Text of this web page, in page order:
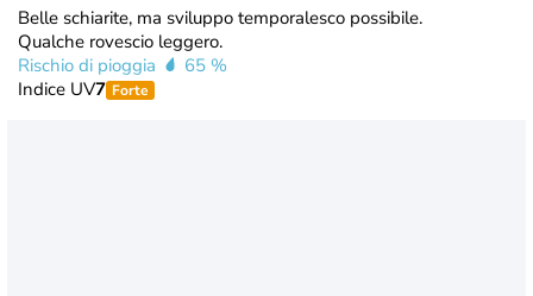
Belle schiarite, ma sviluppo temporalesco possibile.
Qualche rovescio leggero.
Rischio di pioggia
65 %
Indice UV7 Forte